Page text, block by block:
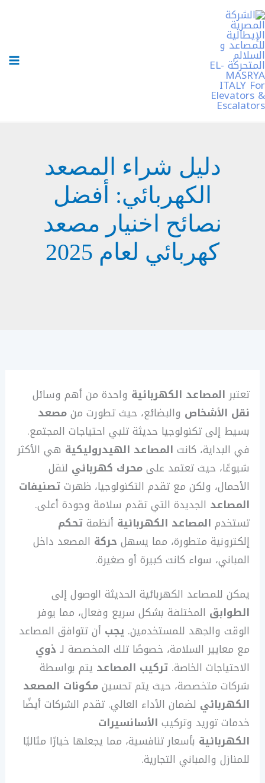
تخطي
إلى
المحتوى
دليل شراء المصعد
الكهربائي: أفضل
نصائح اخنيار مصعد
كهربائي لعام 2025
تعتبر المصاعد الكهربائية واحدة من أهم وسائل
نقل الأشخاص والبضائع، حيث تطورت منمصعد
بسيط إلى تكنولوجيا حديثة تلبي احتياجات المجتمع.
في البداية، كانت المصاعد الهيدروليكية هي الأكثر
شيوعًا، حيث تعتمد علىمحرك كهربائي لنقل
الأحمال، ولكن مع تقدم التكنولوجيا، ظهرتتصنيفات
المصاعد الجديدة التي تقدم سلامة وجودة أعلى.
تستخدم المصاعد الكهربائية أنظمةتحكم
إلكترونية متطورة، مما يسهل حركة المصعد داخل
المباني، سواء كانت كبيرة أو صغيرة.
يمكن للمصاعد الكهربائية الحديثة الوصول إلى
الطوابق المختلفة بشكل سريع وفعال، مما يوفر
الوقت والجهد للمستخدمين.يجب أن تتوافق المصاعد
مع معايير السلامة، خصوصًا تلك المخصصة لـ ذوي
الاحتياجات الخاصة.تركيب المصاعد يتم بواسطة
شركات متخصصة، حيث يتم تحسينمكونات المصعد
الكهربائي لضمان الأداء العالي. تقدم الشركات أيضًا
خدمات توريد وتركيب الأسانسيرات
الكهربائية بأسعار تنافسية، مما يجعلها خيارًا مثاليًا
للمنازل والمباني التجارية.